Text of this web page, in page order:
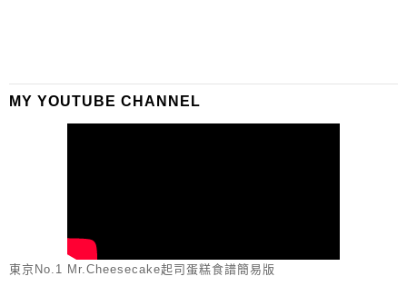
MY YOUTUBE CHANNEL
東京No.1 Mr.Cheesecake起司蛋糕食譜簡易版